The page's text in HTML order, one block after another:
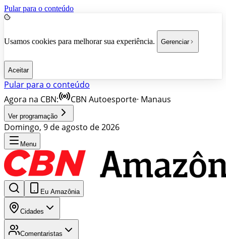
Pular para o conteúdo
Usamos cookies para melhorar sua experiência. Gerenciar
Aceitar
Pular para o conteúdo
Agora na CBN:
CBN Autoesporte· Manaus
Ver programação
Domingo, 9 de agosto de 2026
Menu
Eu Amazônia
Cidades
Comentaristas